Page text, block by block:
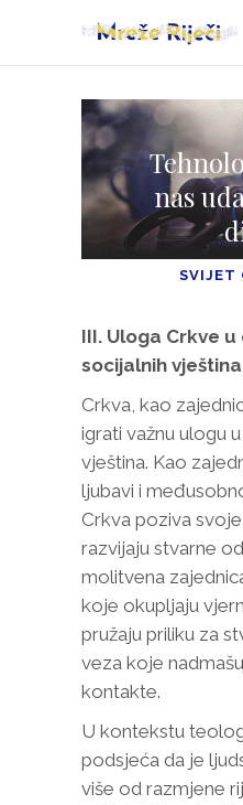
nas
SVIJET
III. Uloga Crkve
socijalnih vještina
Crkva, kao
igrati važnu ulogu
vještina. Kao
ljubavi i
Crkva poziva
razvijaju stvarne
molitvena
koje okupljaju
pružaju priliku za
veza koje
kontakte.
U kontekstu
podsjeća da je
više od razmjene